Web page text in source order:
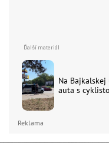
Na
auta s
Reklama